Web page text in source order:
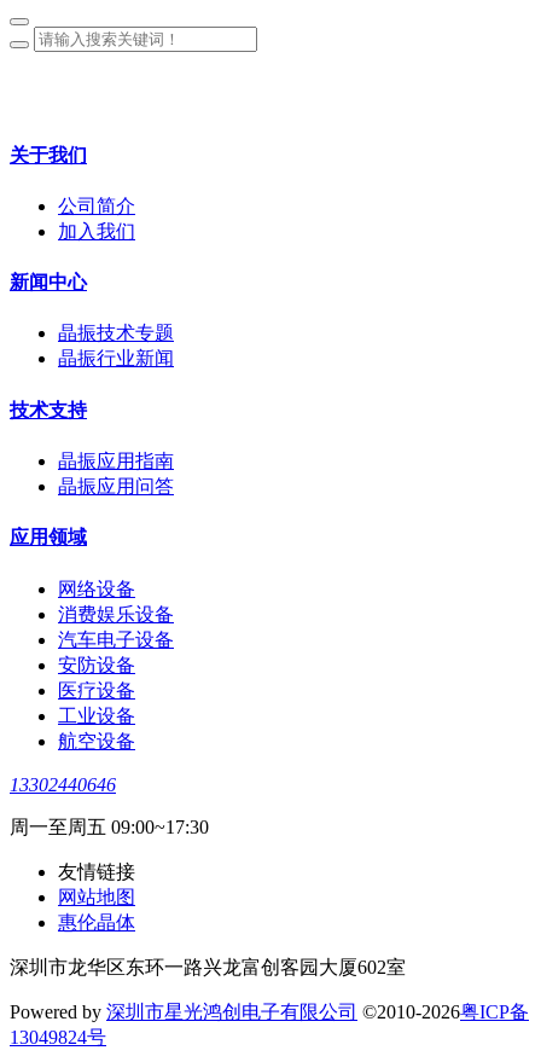
关于我们
公司简介
加入我们
新闻中心
晶振技术专题
晶振行业新闻
技术支持
晶振应用指南
晶振应用问答
应用领域
网络设备
消费娱乐设备
汽车电子设备
安防设备
医疗设备
工业设备
航空设备
13302440646
周一至周五 09:00~17:30
友情链接
网站地图
惠伦晶体
深圳市龙华区东环一路兴龙富创客园大厦602室
Powered by 深圳市星光鸿创电子有限公司 ©2010-2026粤ICP备
13049824号